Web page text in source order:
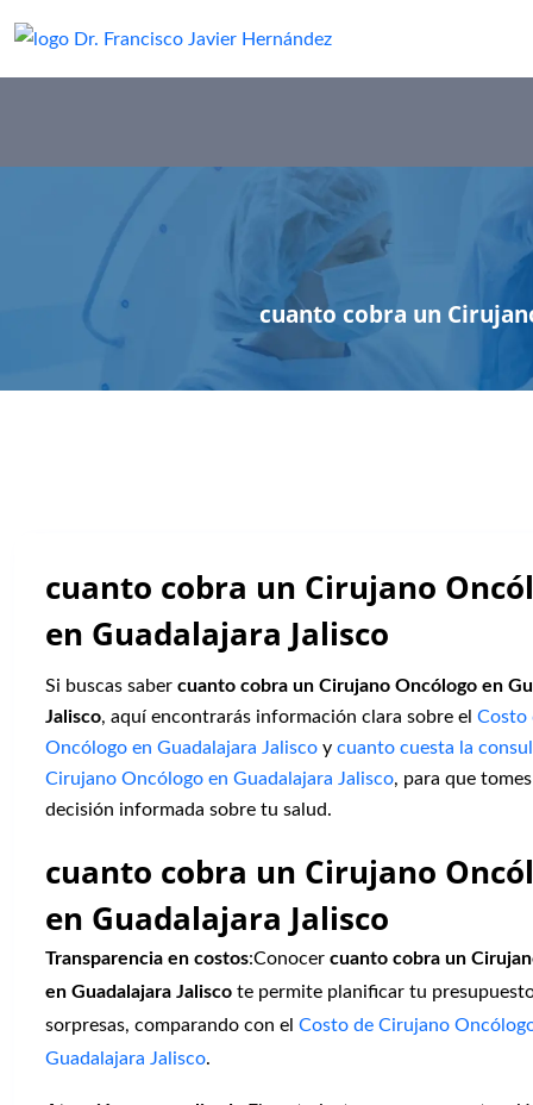
cuanto cobra un
cuanto cobra un Cirujano
en Guadalajara Jalisco
Si buscas saber cuanto cobra un Cirujano Oncólogo en
Jalisco, aquí encontrarás información clara sobre el Costo
Oncólogo en Guadalajara Jalisco y cuanto cuesta la
Cirujano Oncólogo en Guadalajara Jalisco, para que
decisión informada sobre tu salud.
cuanto cobra un Cirujano
en Guadalajara Jalisco
Transparencia en costos:Conocer cuanto cobra un
en Guadalajara Jalisco te permite planificar tu
sorpresas, comparando con el Costo de Cirujano
Guadalajara Jalisco.